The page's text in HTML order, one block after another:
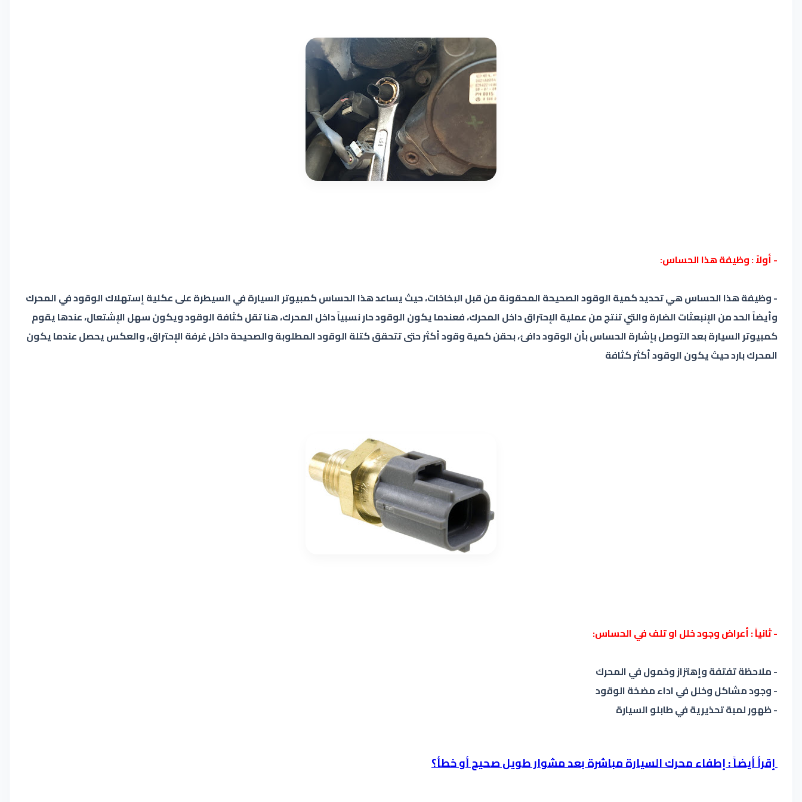
- أولاً : وظيفة هذا الحساس:
- وظيفة هذا الحساس هي تحديد كمية الوقود الصحيحة المحقونة من قبل البخاخات، حيث يساعد هذا الحساس كمبيوتر السيارة في السيطرة على عكلية إستهلاك الوقود في المحرك
وأيضاً الحد من الإنبعثات الضارة والتي تنتج من عملية الإحتراق داخل المحرك، فعندما يكون الوقود حار نسبياً داخل المحرك، هنا تقل كثافة الوقود ويكون سهل الإشتعال، عندها يقوم
كمبيوتر السيارة بعد التوصل بإشارة الحساس بأن الوقود دافئ، بحقن كمية وقود أكثر حتى تتحقق كتلة الوقود المطلوبة والصحيحة داخل غرفة الإحتراق، والعكس يحصل عندما يكون
المحرك بارد حيث يكون الوقود أكثر كثافة
- ثانياً : أعراض وجود خلل او تلف في الحساس:
- ملاحظة تفتفة وإهتزاز وخمول في المحرك
- وجود مشاكل وخلل في اداء مضخة الوقود
- ظهور لمبة تحذيرية في طابلو السيارة
إقرأ أيضاً : إطفاء محرك السيارة مباشرة بعد مشوار طويل صحيح أو خطأ؟